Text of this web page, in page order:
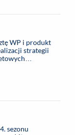
WP i produkt
strategii
sezonu